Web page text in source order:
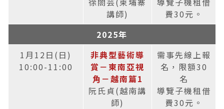
講師)
費30元。
2025年
1月12日(日)
10:00-11:00
非典型藝術導
賞－東南亞視
角－越南篇1
阮氏貞(越南講
師)
需事先線上報
名，限額30
名
導覽子機租借
費30元。